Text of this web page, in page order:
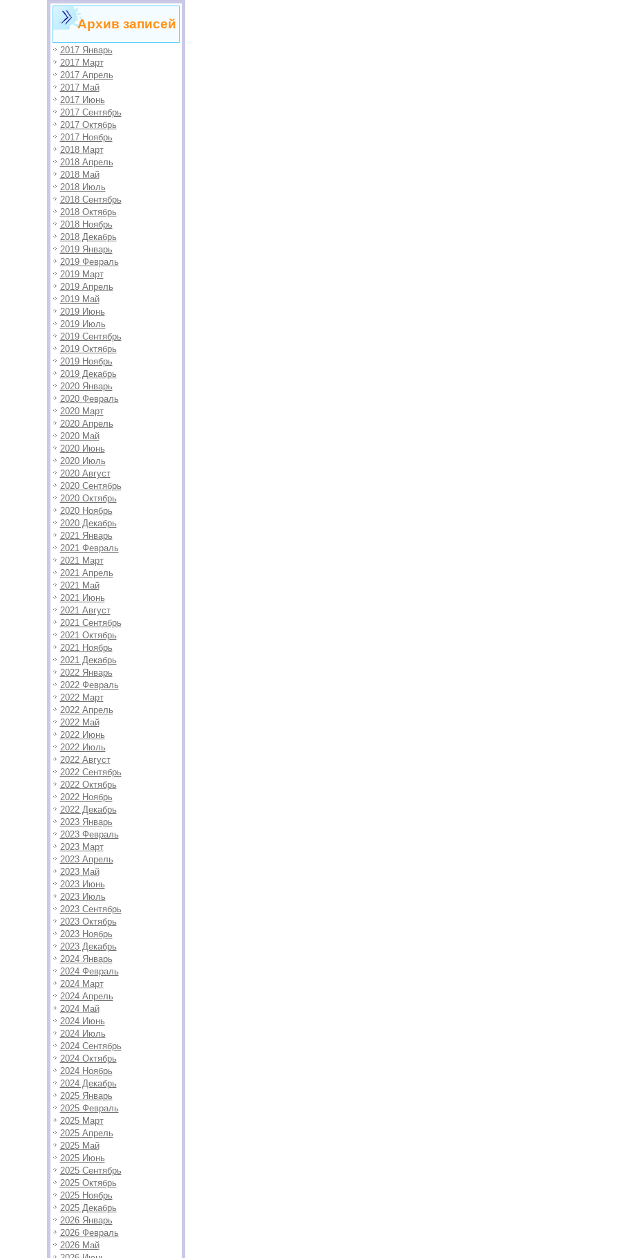
Архив записей
2017 Январь
2017 Март
2017 Апрель
2017 Май
2017 Июнь
2017 Сентябрь
2017 Октябрь
2017 Ноябрь
2018 Март
2018 Апрель
2018 Май
2018 Июль
2018 Сентябрь
2018 Октябрь
2018 Ноябрь
2018 Декабрь
2019 Январь
2019 Февраль
2019 Март
2019 Апрель
2019 Май
2019 Июнь
2019 Июль
2019 Сентябрь
2019 Октябрь
2019 Ноябрь
2019 Декабрь
2020 Январь
2020 Февраль
2020 Март
2020 Апрель
2020 Май
2020 Июнь
2020 Июль
2020 Август
2020 Сентябрь
2020 Октябрь
2020 Ноябрь
2020 Декабрь
2021 Январь
2021 Февраль
2021 Март
2021 Апрель
2021 Май
2021 Июнь
2021 Август
2021 Сентябрь
2021 Октябрь
2021 Ноябрь
2021 Декабрь
2022 Январь
2022 Февраль
2022 Март
2022 Апрель
2022 Май
2022 Июнь
2022 Июль
2022 Август
2022 Сентябрь
2022 Октябрь
2022 Ноябрь
2022 Декабрь
2023 Январь
2023 Февраль
2023 Март
2023 Апрель
2023 Май
2023 Июнь
2023 Июль
2023 Сентябрь
2023 Октябрь
2023 Ноябрь
2023 Декабрь
2024 Январь
2024 Февраль
2024 Март
2024 Апрель
2024 Май
2024 Июнь
2024 Июль
2024 Сентябрь
2024 Октябрь
2024 Ноябрь
2024 Декабрь
2025 Январь
2025 Февраль
2025 Март
2025 Апрель
2025 Май
2025 Июнь
2025 Сентябрь
2025 Октябрь
2025 Ноябрь
2025 Декабрь
2026 Январь
2026 Февраль
2026 Май